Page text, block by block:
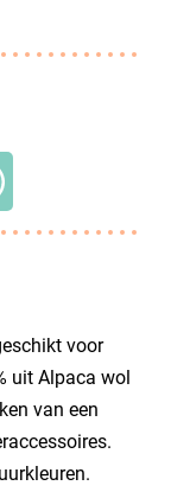
voor
uit Alpaca wol
van een